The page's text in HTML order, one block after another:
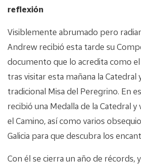
reflexión
Visiblemente abrumado pero
Andrew recibió esta tarde su
documento que lo acredita como
tras visitar esta mañana la Catedral
tradicional Misa del Peregrino. En
recibió una Medalla de la Catedral
el Camino, así como varios
Galicia para que descubra los
Con él se cierra un año de récords,